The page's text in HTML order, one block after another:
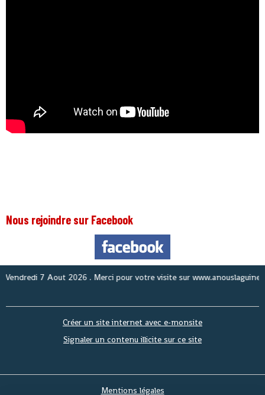
Nous rejoindre sur Facebook
7 Aout 2026. Merci pour votre visite sur
Créer un site internet avec e-monsite
Signaler un contenu illicite sur ce site
Mentions légales